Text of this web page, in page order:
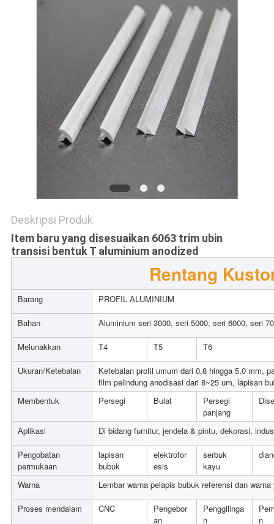
Deskripsi Produk
Item baru yang disesuaikan 6063 trim ubin
transisi bentuk T aluminium anodized
Rentang
Barang PROFIL ALUMINIUM
Bahan Aluminium seri 3000, seri 5000, seri 6000, seri
Melunakkan T4 T5 T6
Ukuran/Ketebalan
Ketebalan profil umum dari 0,8 hingga 5,0 mm,
film pelindung anodisasi dari 8~25 um, lapisan
Membentuk
Persegi Bulat
Persegi
panjang
Aplikasi Di bidang furnitur, jendela & pintu, dekorasi,
Pengobatan
permukaan
lapisan
bubuk
elektrofor
esis
serbuk
kayu
Warna Lembar warna pelapis bubuk referensi dan
Proses mendalam CNC
Pengebor
an
Penggilinga
n
n